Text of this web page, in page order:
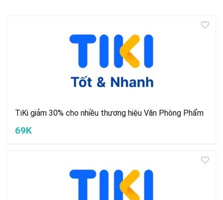
TiKi giảm 30% cho nhiều thương hiệu Văn Phòng Phẩm
69K